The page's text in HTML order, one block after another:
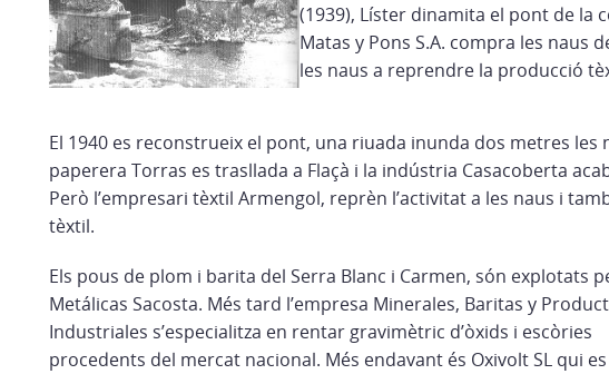
(1939), Líster dinamita el pont de la
Matas y Pons S.A. compra les naus
les naus a reprendre la producció
El 1940 es reconstrueix el pont, una riuada inunda dos metres les
paperera Torras es trasllada a Flaçà i la indústria Casacoberta
Però l’empresari tèxtil Armengol, reprèn l’activitat a les naus i
tèxtil.
Els pous de plom i barita del Serra Blanc i Carmen, són explotats
Metálicas Sacosta. Més tard l’empresa Minerales, Baritas y
Industriales s’especialitza en rentar gravimètric d’òxids i escòries
procedents del mercat nacional. Més endavant és Oxivolt SL qui es